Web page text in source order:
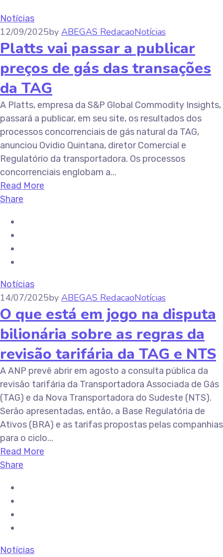
Notícias
12/09/2025by ABEGAS RedacaoNotícias
Platts vai passar a publicar
preços de gás das transações
da TAG
A Platts, empresa da S&P Global Commodity Insights,
passará a publicar, em seu site, os resultados dos
processos concorrenciais de gás natural da TAG,
anunciou Ovidio Quintana, diretor Comercial e
Regulatório da transportadora. Os processos
concorrenciais englobam a...
Read More
Share
Notícias
14/07/2025by ABEGAS RedacaoNotícias
O que está em jogo na disputa
bilionária sobre as regras da
revisão tarifária da TAG e NTS
A ANP prevê abrir em agosto a consulta pública da
revisão tarifária da Transportadora Associada de Gás
(TAG) e da Nova Transportadora do Sudeste (NTS).
Serão apresentadas, então, a Base Regulatória de
Ativos (BRA) e as tarifas propostas pelas companhias
para o ciclo...
Read More
Share
Notícias